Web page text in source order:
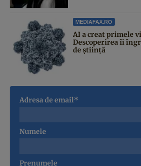
MEDIAFAX.RO
AI a creat primele
Descoperirea îi
de știință
Adresa de email*
Numele
Prenumele